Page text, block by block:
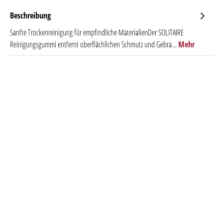
Beschreibung
Sanfte Trockenreinigung für empfindliche MaterialienDer SOLITAIRE
Reinigungsgummi entfernt oberflächlichen Schmutz und Gebra… Mehr